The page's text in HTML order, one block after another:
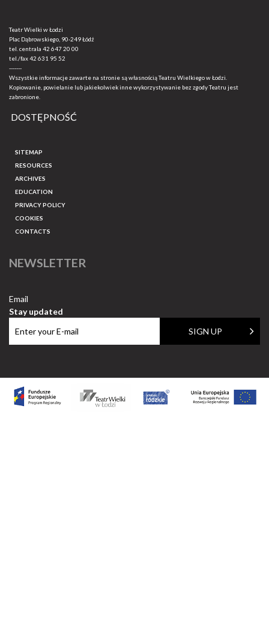
Teatr Wielki w Łodzi
Plac Dąbrowskiego, 90-249 Łódź
tel. centrala 42 647 20 00
tel./fax42 631 95 52
-------
Wszystkie informacje zawarte na stronie są własnością Teatru Wielkiego w Łodzi.
Kopiowanie, powielanie lub jakiekolwiek inne wykorzystywanie bez zgody Teatru jest
zabronione.
DOSTĘPNOŚĆ
SITEMAP
RESOURCES
ARCHIVES
EDUCATION
PRIVACY POLICY
COOKIES
CONTACTS
NEWSLETTER
Email
Stay updated